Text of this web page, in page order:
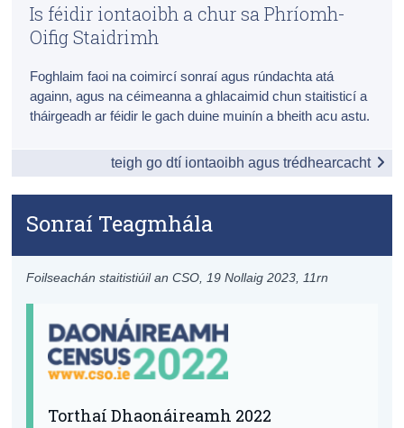
Sonraí Teagmhála
Foilseachán staitistiúil an CSO, 19 Nollaig 2023 , 11rn
Torthaí Dhaonáireamh 2022
Míreanna Fuaime
Sonraí Teagmhála
Ceisteanna Coitianta ar Thorthaí Dhaonáireamh
2022
Daonáireamh 2022 Próifíl 8 - An Ghaeilge agus
Oideachas [EN]
Is féidir iontaoibh a chur sa Phríomh-
Oifig Staidrimh
Foghlaim faoi na coimircí sonraí agus rúndachta atá
againn, agus na céimeanna a ghlacaimid chun staitisticí a
tháirgeadh ar féidir le gach duine muinín a bheith acu astu.
teigh go dtí iontaoibh agus trédhearcacht